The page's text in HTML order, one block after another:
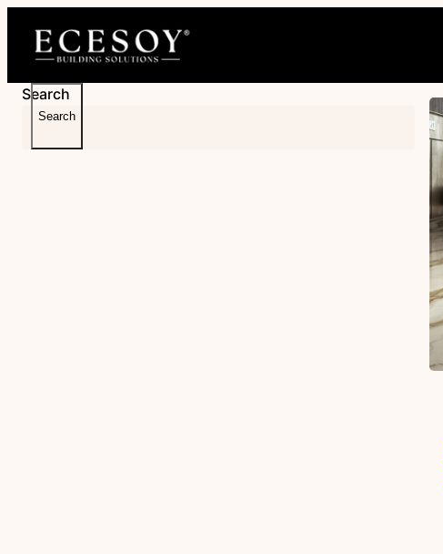
Search
Search